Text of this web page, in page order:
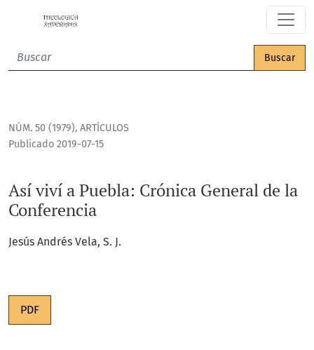
Así viví a Puebla: Crónica General de la Conferencia
Buscar
NÚM. 50 (1979), ARTÍCULOS
Así viví a Puebla: Crónica General de la
Conferencia
Publicado 2019-07-15
Jesús Andrés Vela, S. J.
PDF